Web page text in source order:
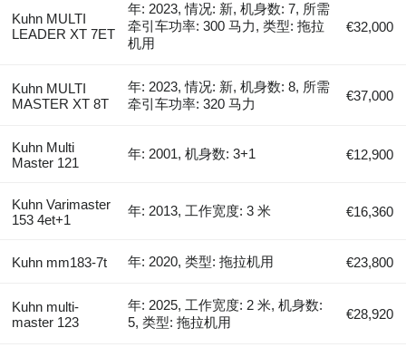
Kuhn MULTI
LEADER XT 7ET
年: 2023, 情况: 新, 机身数: 7, 所需
牵引车功率: 300 马力, 类型: 拖拉
机用
€32,000
Kuhn MULTI
MASTER XT 8T
年: 2023, 情况: 新, 机身数: 8, 所需
牵引车功率: 320 马力
€37,000
Kuhn Multi
Master 121
年: 2001, 机身数: 3+1 €12,900
Kuhn Varimaster
153 4et+1
年: 2013, 工作宽度: 3 米 €16,360
Kuhn mm183-7t 年: 2020, 类型: 拖拉机用 €23,800
Kuhn multi-
master 123
年: 2025, 工作宽度: 2 米, 机身数:
5, 类型: 拖拉机用
€28,920